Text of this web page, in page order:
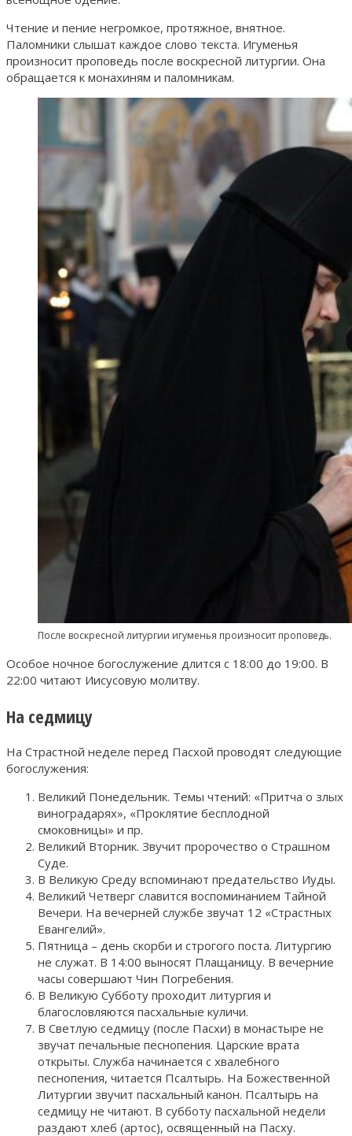
Чтение и пение негромкое, протяжное, внятное.
Паломники слышат каждое слово текста. Игуменья
произносит проповедь после воскресной литургии. Она
обращается к монахиням и паломникам.
После воскресной литургии игуменья произносит проповедь.
Особое ночное богослужение длится с 18:00 до 19:00. В
22:00 читают Иисусовую молитву.
На седмицу
На Страстной неделе перед Пасхой проводят следующие
богослужения:
Великий Понедельник. Темы чтений: «Притча о злых
виноградарях», «Проклятие бесплодной
смоковницы» и пр.
Великий Вторник. Звучит пророчество о Страшном
Суде.
В Великую Среду вспоминают предательство Иуды.
Великий Четверг славится воспоминанием Тайной
Вечери. На вечерней службе звучат 12 «Страстных
Евангелий».
Пятница – день скорби и строгого поста. Литургию
не служат. В 14:00 выносят Плащаницу. В вечерние
часы совершают Чин Погребения.
В Великую Субботу проходит литургия и
благословляются пасхальные куличи.
В Светлую седмицу (после Пасхи) в монастыре не
звучат печальные песнопения. Царские врата
открыты. Служба начинается с хвалебного
песнопения, читается Псалтырь. На Божественной
Литургии звучит пасхальный канон. Псалтырь на
седмицу не читают. В субботу пасхальной недели
раздают хлеб (артос), освященный на Пасху.